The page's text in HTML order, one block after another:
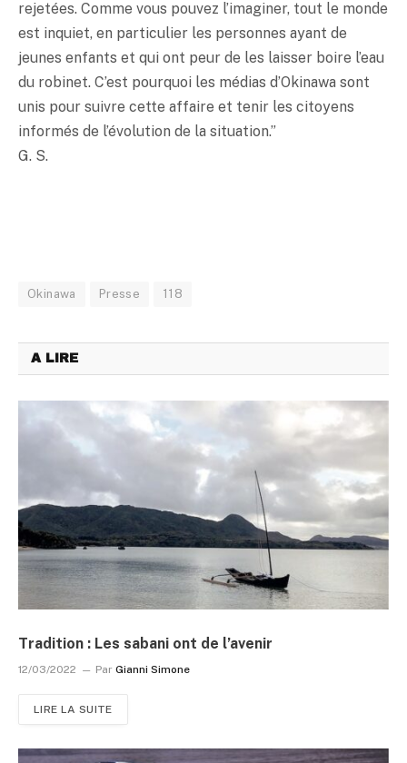
rejetées. Comme vous pouvez l’imaginer, tout le monde
est inquiet, en particulier les personnes ayant de
jeunes enfants et qui ont peur de les laisser boire l’eau
du robinet. C’est pourquoi les médias d’Okinawa sont
unis pour suivre cette affaire et tenir les citoyens
informés de l’évolution de la situation.”
G. S.
Okinawa Presse 118
A LIRE
Tradition : Les sabani ont de l’avenir
12/03/2022 Par Gianni Simone
LIRE LA SUITE